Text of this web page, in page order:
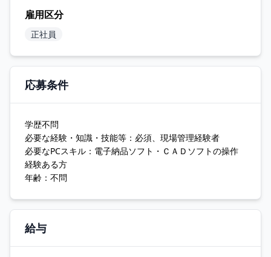
雇用区分
正社員
応募条件
学歴不問
必要な経験・知識・技能等：必須、現場管理経験者
必要なPCスキル：電子納品ソフト・ＣＡＤソフトの操作
経験ある方
年齢：不問
給与